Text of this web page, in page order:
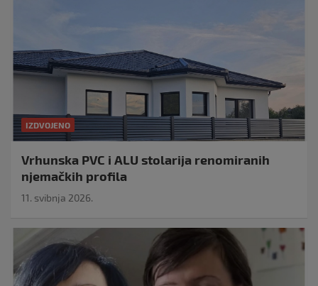
IZDVOJENO
Vrhunska PVC i ALU stolarija renomiranih
njemačkih profila
11. svibnja 2026.